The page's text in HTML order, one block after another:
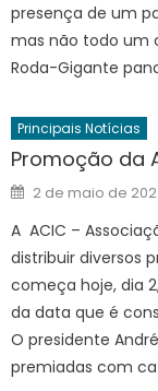
presença de um
mas não todo um
Roda-Gigante
Principais Notícias
Promoção da
Posted
on
2 de maio de
A ACIC –
distribuir diversos
começa hoje, dia
da data que é
O presidente
premiadas com